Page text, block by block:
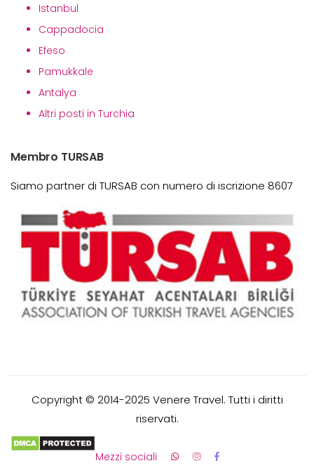
Istanbul
Cappadocia
Efeso
Pamukkale
Antalya
Altri posti in Turchia
Membro TURSAB
Siamo partner di TURSAB con numero di iscrizione 8607
Copyright © 2014-2025 Venere Travel. Tutti i diritti
riservati.
Mezzi sociali